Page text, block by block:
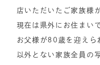
店いただいたご家族様
現在は県外にお住まい
お父様が80歳を迎えら
以外とない家族全員の